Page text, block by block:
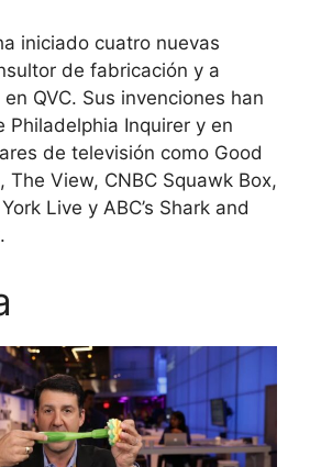
iniciado cuatro nuevas
de fabricación y a
QVC. Sus invenciones han
Philadelphia Inquirer y en
de televisión como Good
The View, CNBC Squawk Box,
Live y ABC’s Shark and